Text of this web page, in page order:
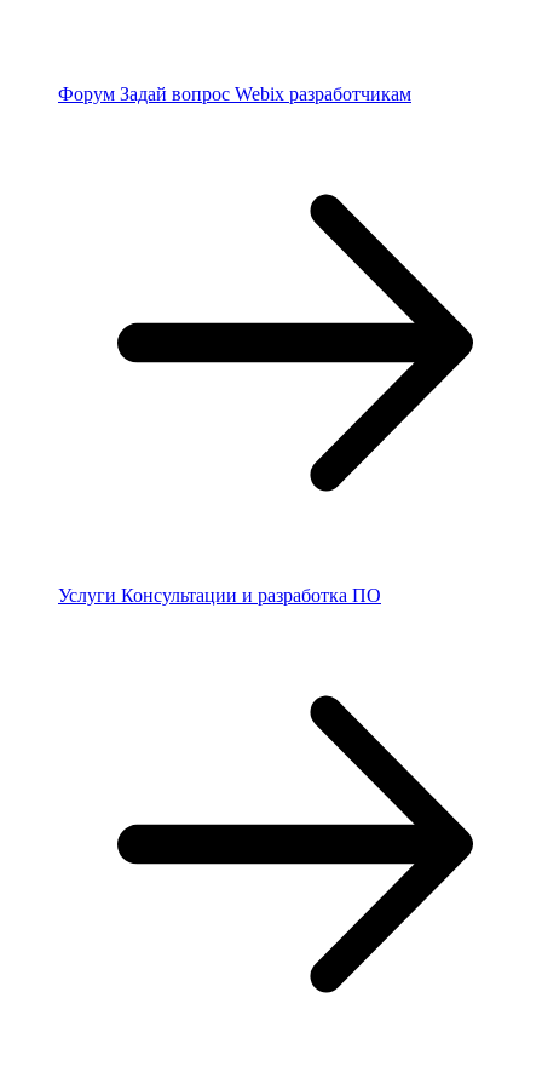
Форум Задай вопрос Webix разработчикам
Услуги Консультации и разработка ПО